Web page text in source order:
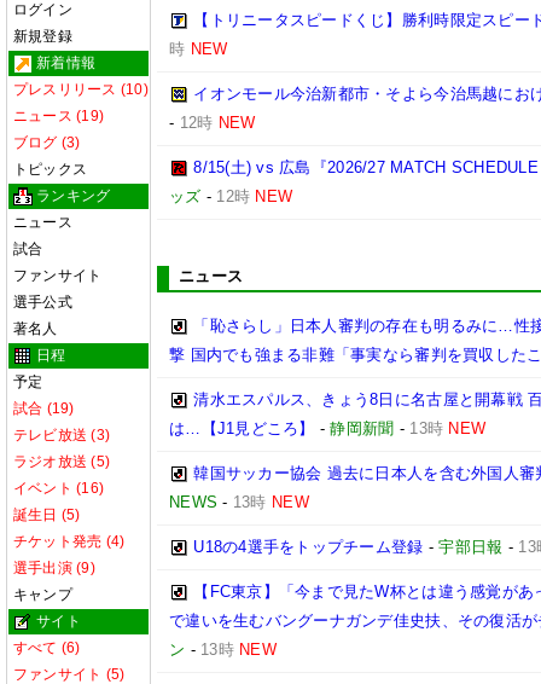
ログイン
新規登録
新着情報
プレスリリース (10)
ニュース (19)
ブログ (3)
トピックス
ランキング
ニュース
試合
ファンサイト
選手公式
著名人
日程
予定
試合 (19)
テレビ放送 (3)
ラジオ放送 (5)
イベント (16)
誕生日 (5)
チケット発売 (4)
選手出演 (9)
キャンプ
サイト
すべて (6)
ファンサイト (5)
【トリニータスピードくじ】勝利時限定スピー
時 NEW
イオンモール今治新都市・そよら今治馬越にお
- 12時 NEW
8/15(土) vs 広島『2026/27 MATCH
ッズ - 12時 NEW
ニュース
「恥さらし」日本人審判の存在も明るみに…性
撃 国内でも強まる非難「事実なら審判を買収した
清水エスパルス、きょう8日に名古屋と開幕戦
は…【J1見どころ】
-静岡新聞 - 13時 NEW
韓国サッカー協会 過去に日本人を含む外国人
NEWS - 13時 NEW
U18の4選手をトップチーム登録 -宇部日報 - 13
【FC東京】「今まで見たW杯とは違う感覚が
で違いを生むバングーナガンデ佳史扶、その復活
ン - 13時 NEW